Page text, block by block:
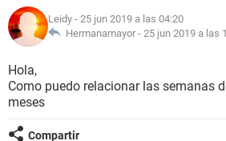
NUTRICIÓN
BIENESTAR
Leidy - 25 jun 2019 a las 04:20
Hermanamayor - 25 jun 2019 a las
Hola,
Como puedo relacionar las semanas
meses
Compartir